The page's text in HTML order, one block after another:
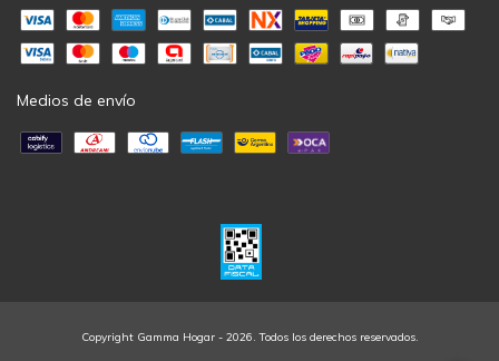
Medios de envío
Copyright Gamma Hogar - 2026. Todos los derechos reservados.